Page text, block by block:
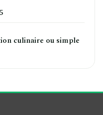
culinaire ou simple